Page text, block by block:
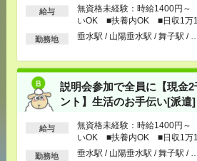
給与
無資格未経験：時給1400円
いOK ■扶養内OK ■日収1万
以上
勤務地 垂水駅 / 山陽垂水駅 / 舞子駅 / …
説明会参加で全員に【現金
ント】生活のお手伝い[派遣]
給与
無資格未経験：時給1400円
いOK ■扶養内OK ■日収1万
以上
勤務地 垂水駅 / 山陽垂水駅 / 舞子駅 / …
気になる
メールで送る
シェア ツイート